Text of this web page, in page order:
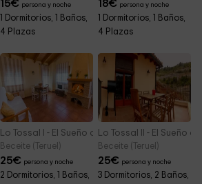
15€ persona y noche
1 Dormitorios, 1 Baños,
4 Plazas
18€ persona y noche
1 Dormitorios, 1 Baños,
4 Plazas
Lo Tossal I - El Sueño del Búho
Beceite (Teruel)
25€ persona y noche
2 Dormitorios, 1 Baños,
Lo Tossal II - El Sueño
Beceite (Teruel)
25€ persona y noche
3 Dormitorios, 2 Baños,